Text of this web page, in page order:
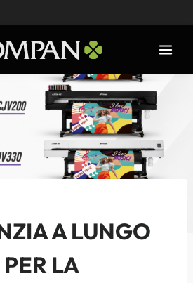
A LUNGO
LA